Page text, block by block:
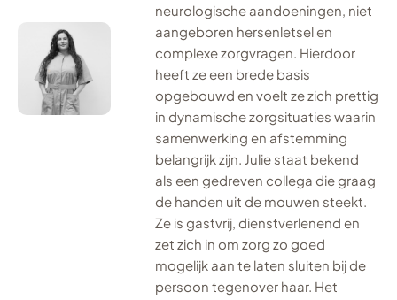
neurologische aandoeningen, niet
aangeboren hersenletsel en
complexe zorgvragen. Hierdoor
heeft ze een brede basis
opgebouwd en voelt ze zich prettig
in dynamische zorgsituaties waarin
samenwerking en afstemming
belangrijk zijn. Julie staat bekend
als een gedreven collega die graag
de handen uit de mouwen steekt.
Ze is gastvrij, dienstverlenend en
zet zich in om zorg zo goed
mogelijk aan te laten sluiten bij de
persoon tegenover haar. Het